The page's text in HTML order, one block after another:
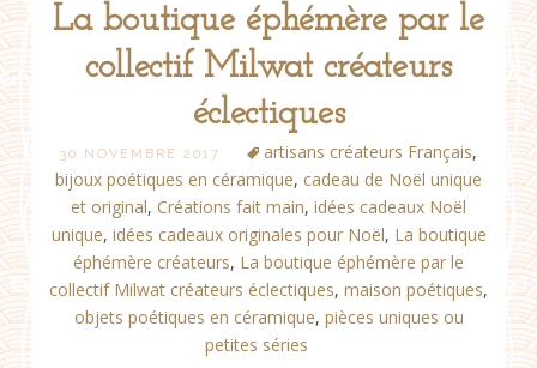
La boutique éphémère par le
collectif Milwat créateurs
éclectiques
30 NOVEMBRE 2017 artisans créateurs Français,
bijoux poétiques en céramique, cadeau de Noël unique
et original, Créations fait main, idées cadeaux Noël
unique, idées cadeaux originales pour Noël, La boutique
éphémère créateurs, La boutique éphémère par le
collectif Milwat créateurs éclectiques, maison poétiques,
objets poétiques en céramique, pièces uniques ou
petites séries